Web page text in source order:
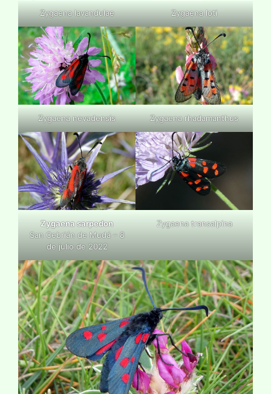
Zygaena lavandulae Zygaena loti
Zygaena nevadensis Zygaena rhadamanthus
Zygaena sarpedon
San Cebrián de Mudá – 8
de julio de 2022
Zygaena transalpina